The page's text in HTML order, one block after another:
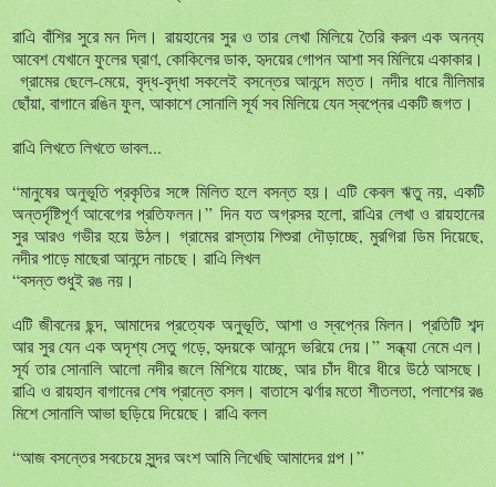
রাএি বাঁশির সুরে মন দিল। রায়হানের সুর ও তার লেখা মিলিয়ে তৈরি করল এক অনন্য
আবেশযেখানেফুলেরঘ্রাণ, কোকিলের ডাক,হৃদয়েরগোপন আশা সব মিলিয়েএকাকার।
গ্রামের ছেলে-মেয়ে, বৃদ্ধ-বৃদ্ধা সকলেই বসন্তের আনন্দে মত্ত। নদীর ধারে নীলিমার
ছোঁয়া, বাগানেরঙিনফুল, আকাশেসোনালিসূর্যসবমিলিয়েযেনস্বপ্নেরএকটিজগত।
রাএি লিখতেলিখতেভাবল...
“মানুষের অনুভূতি প্রকৃতির সঙ্গে মিলিত হলে বসন্ত হয়। এটি কেবল ঋতু নয়,একটি
অন্তর্দৃষ্টিপূর্ণ আবেগের প্রতিফলন।” দিন যত অগ্রসর হলো,রাএির লেখা ও রায়হানের
সুর আরও গভীর হয়ে উঠল। গ্রামের রাস্তায় শিশুরা দৌড়াচ্ছে,মুরগিরা ডিম দিয়েছে,
নদীরপাড়েমাছেরাআনন্দেনাচছে। রাএিলিখল
“বসন্তশুধুইরঙ নয়।
এটি জীবনের ছন্দ, আমাদের প্রত্যেক অনুভূতি, আশা ও স্বপ্নের মিলন। প্রতিটি শব্দ
আর সুর যেন এক অদৃশ্য সেতু গড়ে,হৃদয়কে আনন্দে ভরিয়ে দেয়।” সন্ধ্যা নেমে এল।
সূর্য তার সোনালি আলো নদীর জলে মিশিয়ে যাচ্ছে, আর চাঁদ ধীরে ধীরে উঠে আসছে।
রাএি ও রায়হান বাগানের শেষ প্রান্তে বসল। বাতাসে ঝর্ণার মতো শীতলতা, পলাশের রঙ
মিশেসোনালিআভাছড়িয়েদিয়েছে। রাএি বলল
“আজবসন্তেরসবচেয়েসুন্দরঅংশআমিলিখেছিআমাদেরগল্প।”